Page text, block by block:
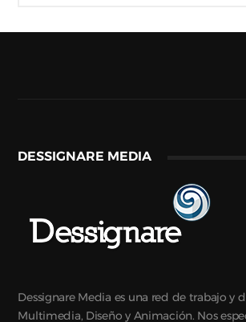
DESSIGNARE MEDIA
Dessignare Media es una red de trabajo y
Multimedia, Diseño y Animación. Nos